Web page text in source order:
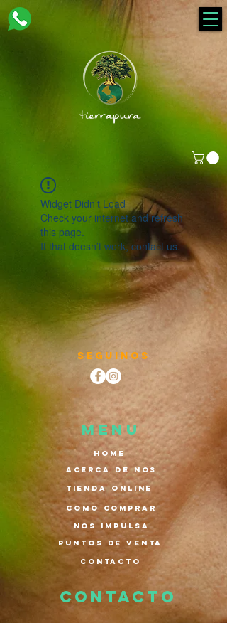
Widget Didn’t Load
Check your internet and refresh
this page.
If that doesn’t work, contact us.
Seguinos
MENU
Home
Acerca de nos
Tienda Online
Como comprar
nos impulsa
puntos de venta
contacto
Contacto